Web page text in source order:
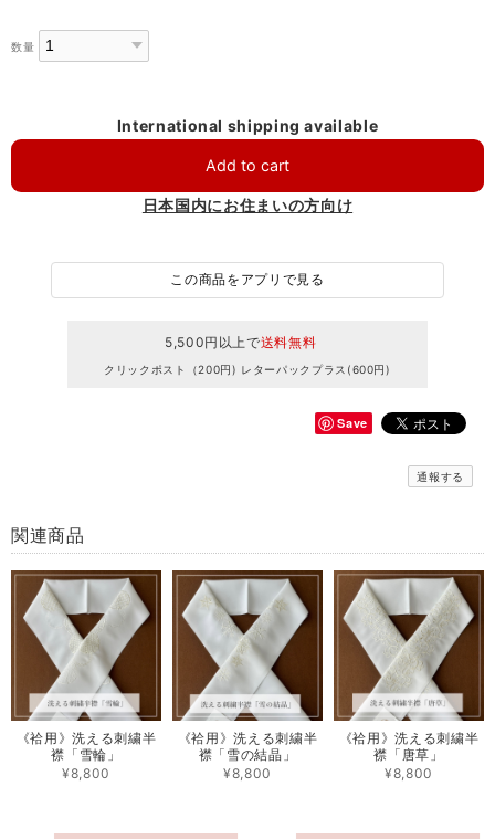
数量
International shipping available
Add to cart
日本国内にお住まいの方向け
この商品をアプリで見る
5,500円以上で送料無料
クリックポスト（200円) レターパックプラス(600円)
Save
通報する
関連商品
《袷用》洗える刺繍半
襟「雪輪」
¥8,800
《袷用》洗える刺繍半
襟「雪の結晶」
¥8,800
《袷用》洗える刺繍半
襟「唐草」
¥8,800